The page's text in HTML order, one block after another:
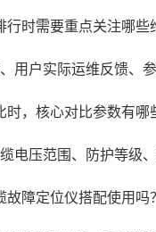
时需要重点关注哪些
用户实际运维反馈、
，核心对比参数有哪
电压范围、防护等级
障定位仪搭配使用吗？